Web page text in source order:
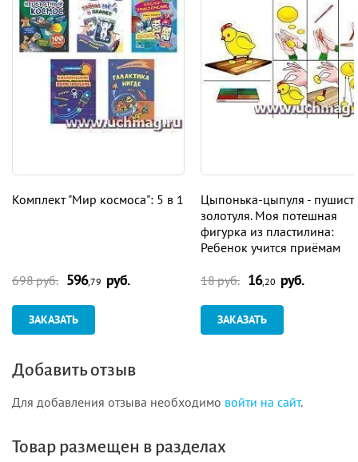
Комплект "Мир космоса": 5 в 1
698 руб. 596,79 руб.
ЗАКАЗАТЬ
Цыпонька-цыпуля -
золотуля. Моя потешная
фигурка из пластилина:
Ребенок учится приёмам
18 руб. 16,20 руб.
ЗАКАЗАТЬ
Добавить отзыв
Для добавления отзыва необходимо войти на сайт.
Товар размещен в разделах